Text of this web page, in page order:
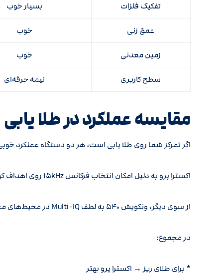
تفکیک فلزات بسیار خوب
عمق زنی خوب
زمین معدنی خوب
سطح کاربری نیمه حرفه‌ای
مقایسه عملکرد در طلا یابی
اگر تمرکز شما روی طلا یابی است، هر دو دستگاه عملکرد
اکسترا پرو به دلیل امکان انتخاب فرکانس ۱۵kHz روی اهداف کوچک و طلاهای ریز عملکرد خوبی ارائه می‌دهد.
از سوی دیگر، ونکویش ۵۴۰ به لطف Multi-IQ در محیط‌های مختلف عملکرد پایداری دارد.
در مجموع:
* برای طلای ریز → اکسترا پرو بهتر